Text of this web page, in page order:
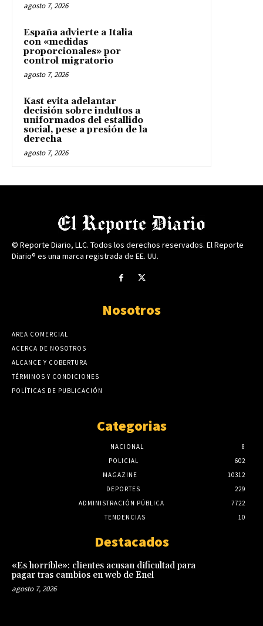
agosto 7, 2026
España advierte a Italia
con «medidas
proporcionales» por
control migratorio
agosto 7, 2026
Kast evita adelantar
decisión sobre indultos a
uniformados del estallido
social, pese a presión de la
derecha
agosto 7, 2026
© Reporte Diario, LLC. Todos los derechos reservados. El Reporte
Diario® es una marca registrada de EE. UU.
Nosotros
AREA COMERCIAL
ACERCA DE NOSOTROS
ALCANCE Y COBERTURA
TÉRMINOS Y CONDICIONES
POLÍTICAS DE PUBLICACIÓN
Categorias
NACIONAL
8
POLICIAL
602
MAGAZINE
10312
DEPORTES
229
ADMINISTRACIÓN PÚBLICA
7722
TENDENCIAS
10
Destacados
«Es horrible»: clientes acusan dificultad para
pagar tras cambios en web de Enel
agosto 7, 2026